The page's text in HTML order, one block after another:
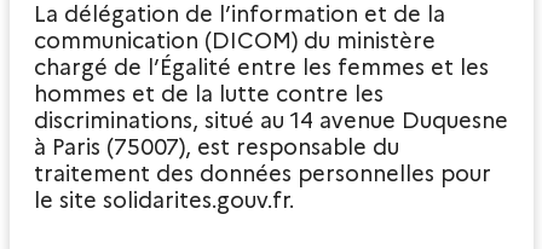
La délégation de l’information et de la
communication (DICOM) du ministère
chargé de l’Égalité entre les femmes et les
hommes et de la lutte contre les
discriminations, situé au 14 avenue Duquesne
à Paris (75007), est responsable du
traitement des données personnelles pour
le site solidarites.gouv.fr.